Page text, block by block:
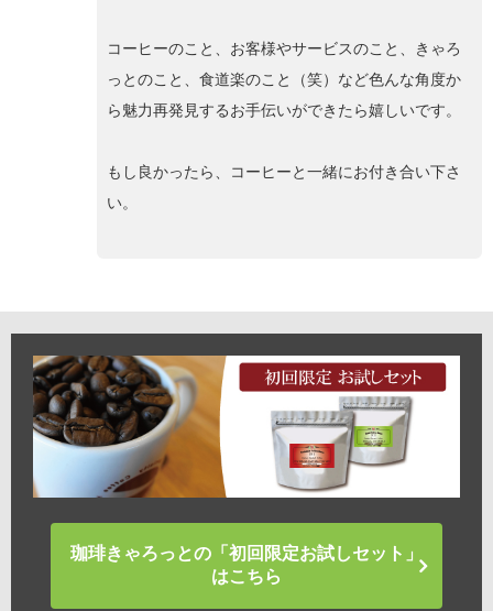
コーヒーのこと、お客様やサービスのこと、きゃろ
っとのこと、食道楽のこと（笑）など色んな角度か
ら魅力再発見するお手伝いができたら嬉しいです。
もし良かったら、コーヒーと一緒にお付き合い下さ
い。
珈琲きゃろっとの「初回限定お試しセット」
はこちら